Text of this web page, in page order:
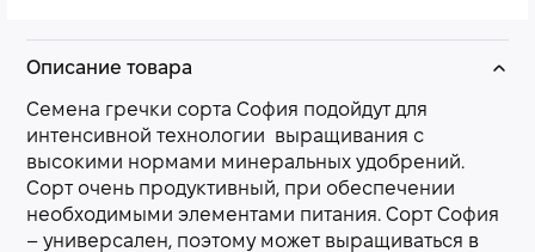
Описание товара
Семена гречки сорта София подойдут для
интенсивной технологии выращивания с
высокими нормами минеральных удобрений.
Сорт очень продуктивный, при обеспечении
необходимыми элементами питания. Сорт София
– универсален, поэтому может выращиваться в